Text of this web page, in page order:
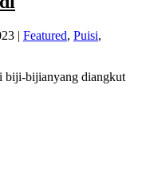
| Featured, Puisi,
biji-bijianyang diangkut